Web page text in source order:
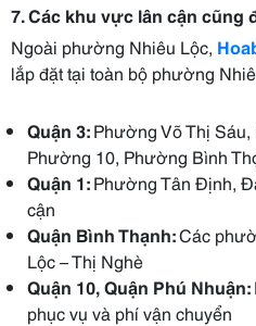
7. Các khu vực lân cận cũng
Ngoài phường Nhiêu Lộc,
lắp đặt tại toàn bộ phường
Quận 3:Phường Võ Thị
Phường 10, Phường Bình
Quận 1:Phường Tân Định,
cận
Quận Bình Thạnh:Các
Lộc – Thị Nghè
Quận 10, Quận Phú Nhuận:
phục vụ và phí vận chuyển